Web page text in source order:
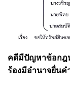
คดีมีปัญหาข้อกฎ
ร้องมีอํานาจยื่นคํ